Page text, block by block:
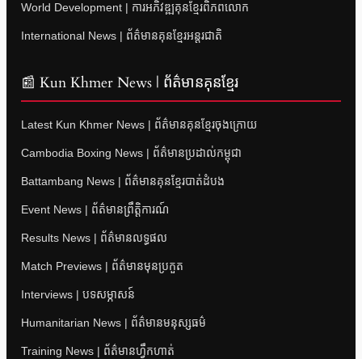
World Development | ការអភិវឌ្ឍគុនខ្មែរពិភពលោក
International News | ព័ត៌មានគុនខ្មែរអន្តរជាតិ
📰 Kun Khmer News | ព័ត៌មានគុនខ្មែរ
Latest Kun Khmer News | ព័ត៌មានគុនខ្មែរចុងក្រោយ
Cambodia Boxing News | ព័ត៌មានប្រដាល់កម្ពុជា
Battambang News | ព័ត៌មានគុនខ្មែរបាត់ដំបង
Event News | ព័ត៌មានព្រឹត្តិការណ៍
Results News | ព័ត៌មានលទ្ធផល
Match Previews | ព័ត៌មានមុនប្រកួត
Interviews | បទសម្ភាសន៍
Humanitarian News | ព័ត៌មានមនុស្សធម៌
Training News | ព័ត៌មានហ្វឹកហាត់